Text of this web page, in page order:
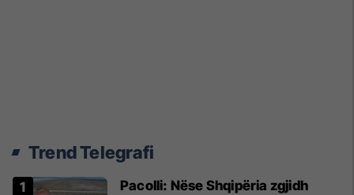
Trend Telegrafi
Pacolli: Nëse Shqipëria zgjidh